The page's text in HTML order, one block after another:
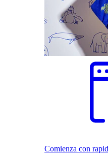
Comienza con